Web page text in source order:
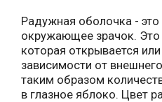
Радужная оболочка -
окружающее зрачок.
которая открывается
зависимости от
таким образом
в глазное яблоко. Цвет